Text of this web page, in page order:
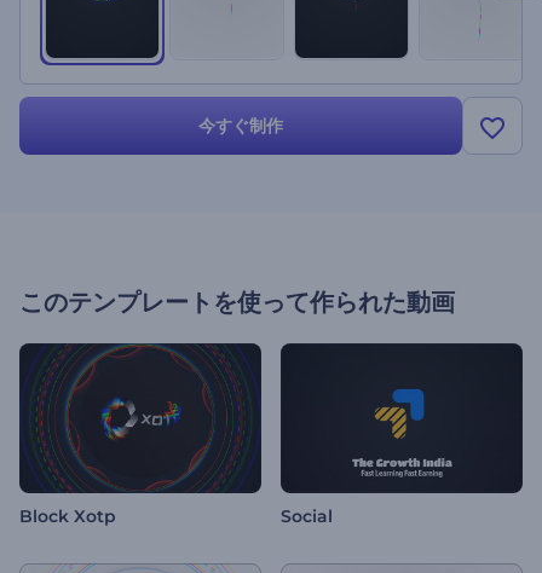
今すぐ制作
このテンプレートを使って作られた動画
Block Xotp Social